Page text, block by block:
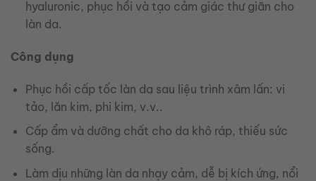
hyaluronic, phục hồi và tạo cảm giác thư giãn cho
làn da.
Công dụng
Phục hồi cấp tốc làn da sau liệu trình xâm lấn: vi
tảo, lăn kim, phi kim, v.v..
Cấp ẩm và dưỡng chất cho da khô ráp, thiếu sức
sống.
Làm dịu những làn da nhạy cảm, dễ bị kích ứng, nổi